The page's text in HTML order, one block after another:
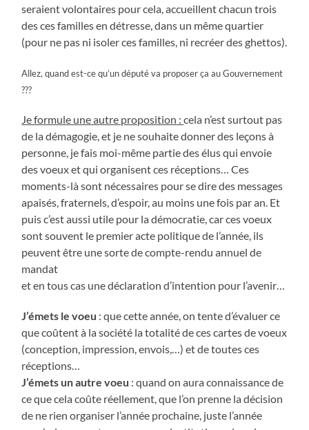
seraient volontaires pour cela, accueillent chacun trois
des ces familles en détresse, dans un même quartier
(pour ne pas ni isoler ces familles, ni recréer des ghettos).
Allez, quand est-ce qu’un député va proposer ça au Gouvernement
???
Je formule une autre proposition :cela n’est surtout pas
de la démagogie, et je ne souhaite donner des leçons à
personne, je fais moi-même partie des élus qui envoie
des voeux et qui organisent ces réceptions… Ces
moments-là sont nécessaires pour se dire des messages
apaisés, fraternels, d’espoir, au moins une fois par an. Et
puis c’est aussi utile pour la démocratie, car ces voeux
sont souvent le premier acte politique de l’année, ils
peuvent être une sorte de compte-rendu annuel de
mandat
et en tous cas une déclaration d’intention pour l’avenir…
J’émets le voeu : que cette année, on tente d’évaluer ce
que coûtent à la société la totalité de ces cartes de voeux
(conception, impression, envois,…) et de toutes ces
réceptions…
J’émets un autre voeu : quand on aura connaissance de
ce que cela coûte réellement, que l’on prenne la décision
de ne rien organiser l’année prochaine, juste l’année